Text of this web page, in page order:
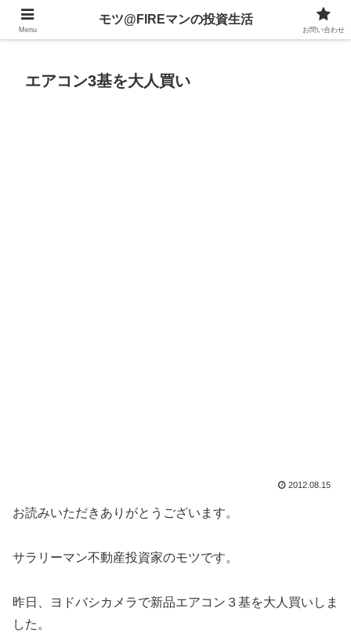
不動産、投資信託、暗号資産、株式、等々への投資について
エアコン3基を大人買い
2012.08.15
お読みいただきありがとうございます。
サラリーマン不動産投資家のモツです。
昨日、ヨドバシカメラで新品エアコン３基を大人買いしま
した。
Menu
モツ@FIREマンの投資生活
お問い合わせ